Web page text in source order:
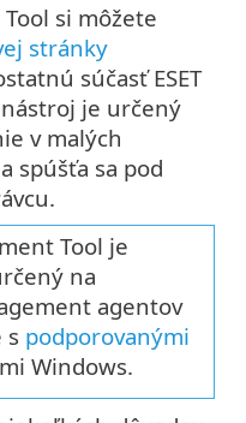
si môžete
stránky
súčasť ESET
nástroj je určený
v malých
spúšťa sa pod
Tool je
na
agentov
s podporovanými
Windows.